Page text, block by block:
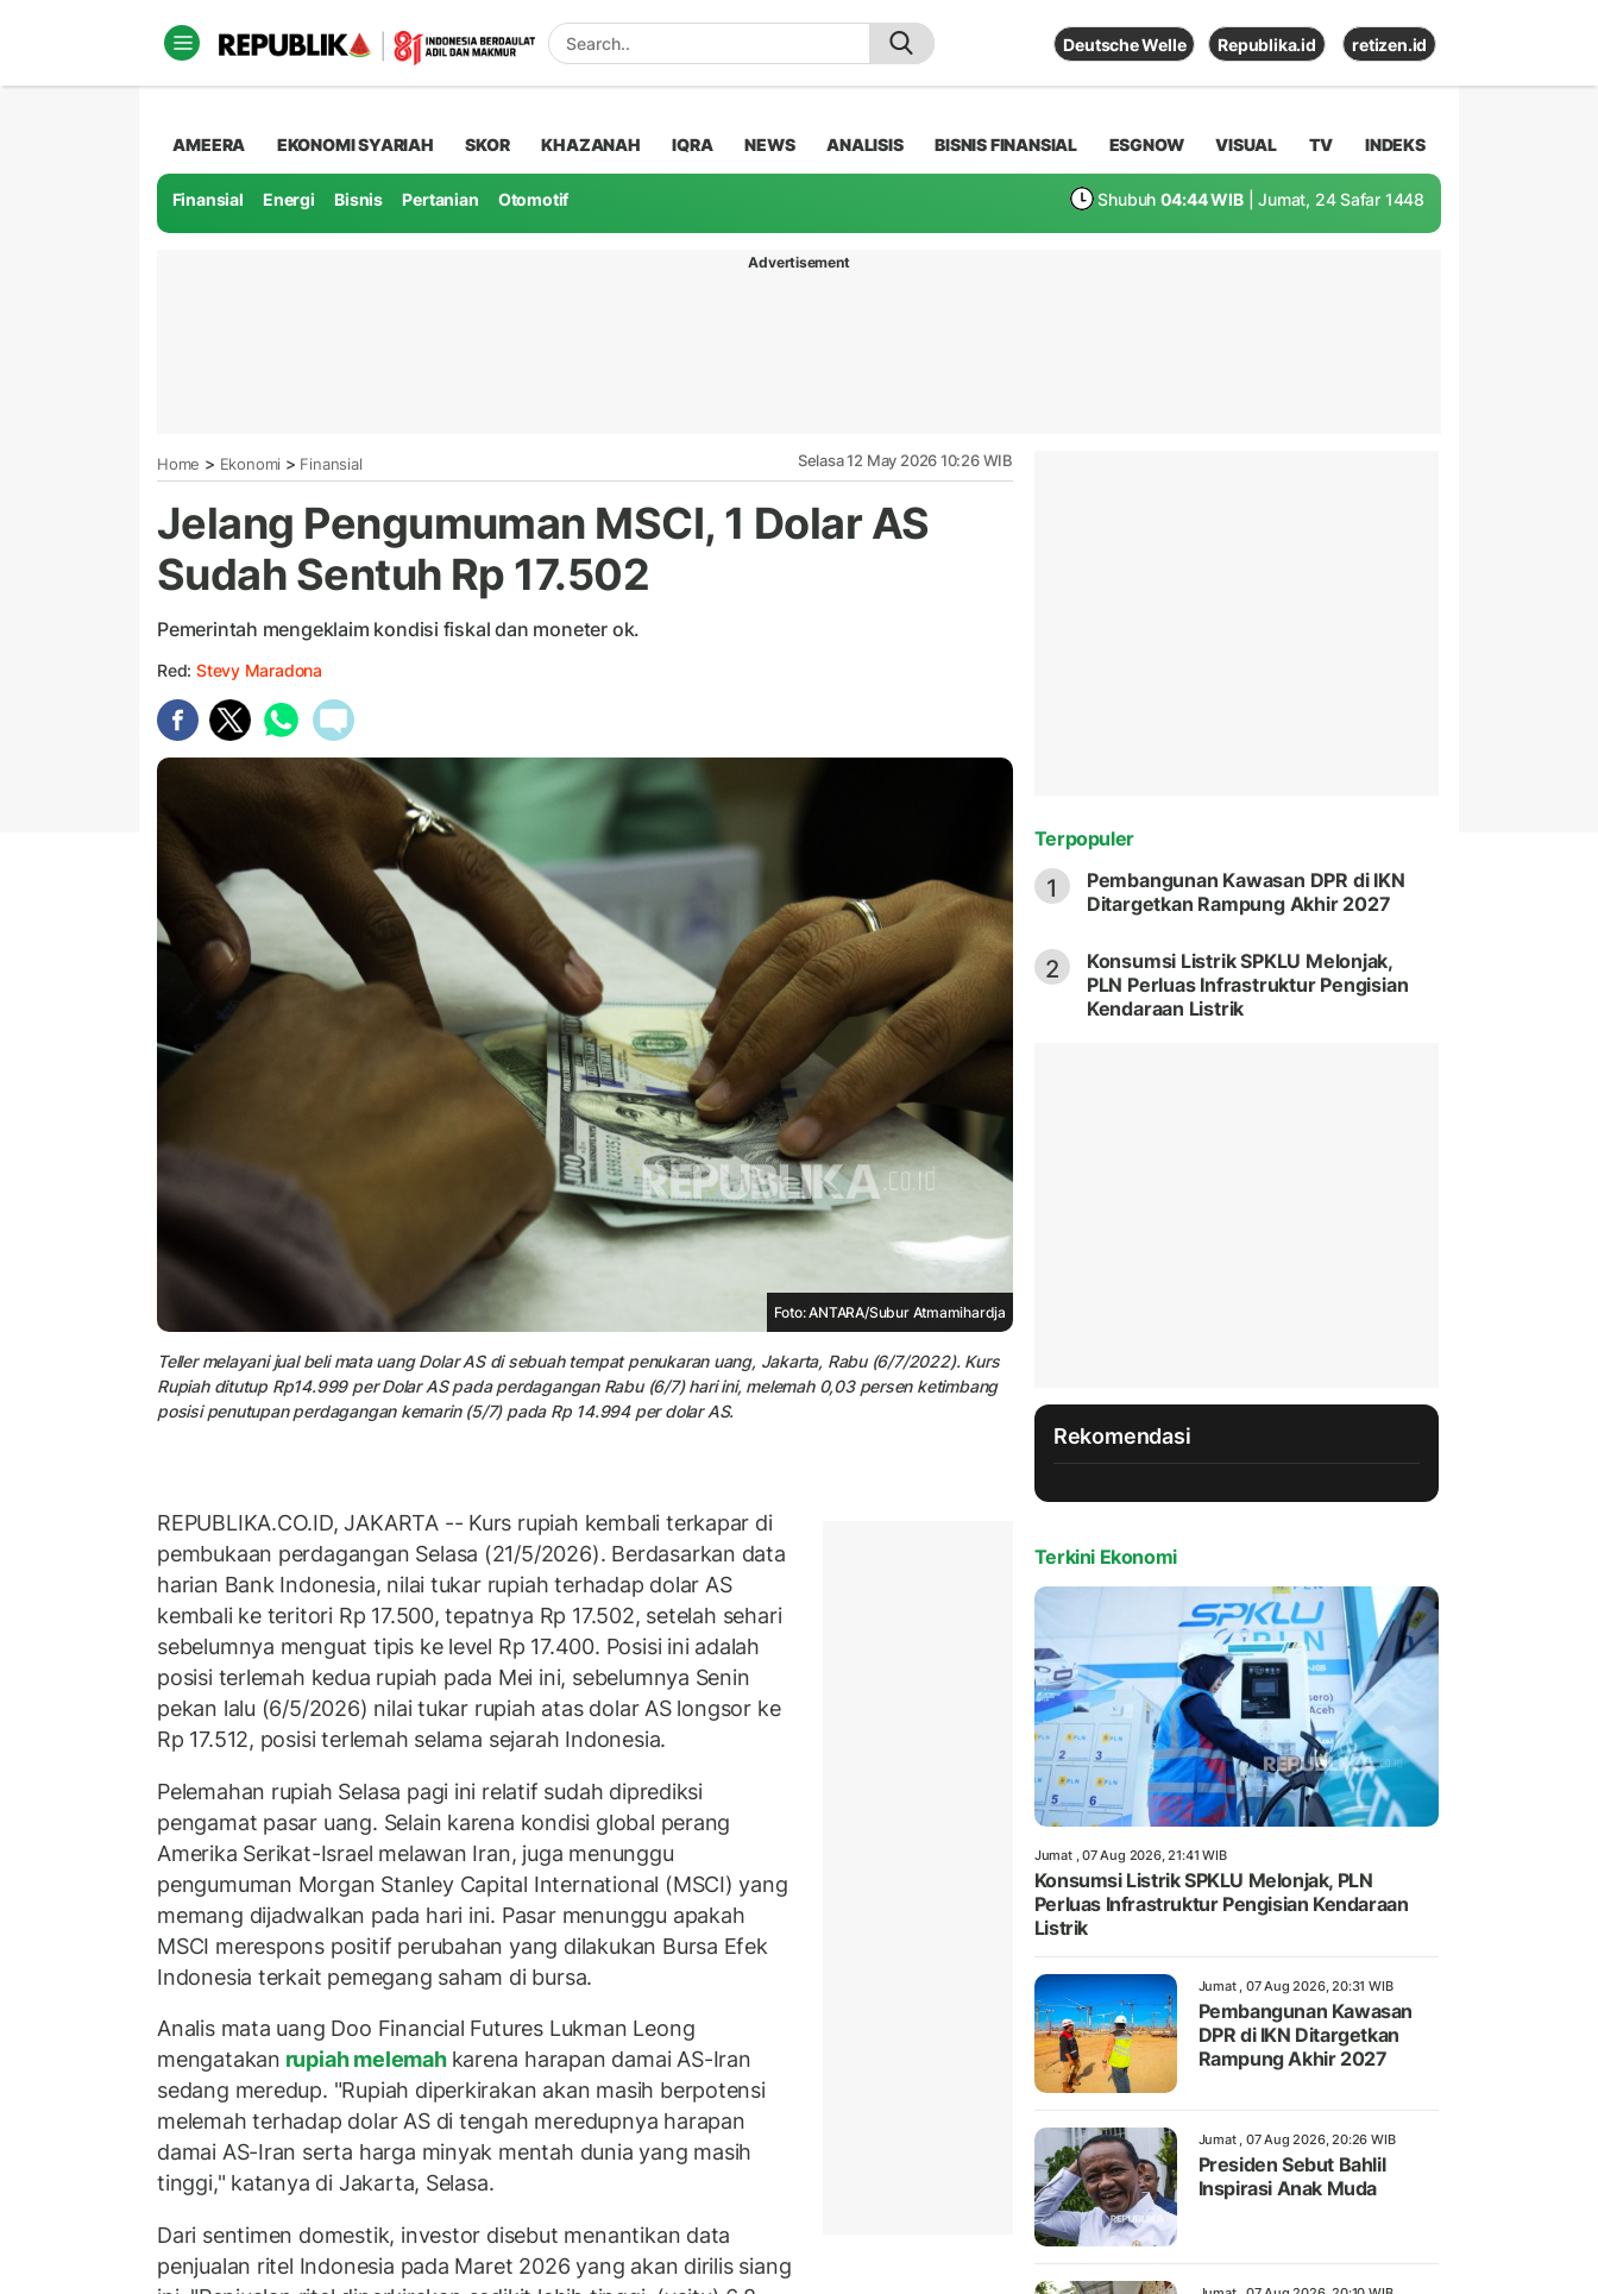
Deutsche Welle Republika.id retizen.id
AMEERA EKONOMI SYARIAH SKOR KHAZANAH IQRA NEWS ANALISIS BISNIS FINANSIAL ESGNOW VISUAL TV INDEKS
Finansial Energi Bisnis Pertanian Otomotif Shubuh 04:44 WIB | Jumat, 24 Safar 1448
Advertisement
Home > Ekonomi > Finansial Selasa 12 May 2026 10:26 WIB
Jelang Pengumuman MSCI, 1 Dolar AS
Sudah Sentuh Rp 17.502
Pemerintah mengeklaim kondisi fiskal dan moneter ok.
Red: Stevy Maradona
Foto: ANTARA/Subur Atmamihardja
Teller melayani jual beli mata uang Dolar AS di sebuah tempat penukaran uang, Jakarta, Rabu (6/7/2022). Kurs
Rupiah ditutup Rp14.999 per Dolar AS pada perdagangan Rabu (6/7) hari ini, melemah 0,03 persen ketimbang
posisi penutupan perdagangan kemarin (5/7) pada Rp 14.994 per dolar AS.
REPUBLIKA.CO.ID, JAKARTA -- Kurs rupiah kembali terkapar di
pembukaan perdagangan Selasa (21/5/2026). Berdasarkan data
harian Bank Indonesia, nilai tukar rupiah terhadap dolar AS
kembali ke teritori Rp 17.500, tepatnya Rp 17.502, setelah sehari
sebelumnya menguat tipis ke level Rp 17.400. Posisi ini adalah
posisi terlemah kedua rupiah pada Mei ini, sebelumnya Senin
pekan lalu (6/5/2026) nilai tukar rupiah atas dolar AS longsor ke
Rp 17.512, posisi terlemah selama sejarah Indonesia.
Pelemahan rupiah Selasa pagi ini relatif sudah diprediksi
pengamat pasar uang. Selain karena kondisi global perang
Amerika Serikat-Israel melawan Iran, juga menunggu
pengumuman Morgan Stanley Capital International (MSCI) yang
memang dijadwalkan pada hari ini. Pasar menunggu apakah
MSCI merespons positif perubahan yang dilakukan Bursa Efek
Indonesia terkait pemegang saham di bursa.
Analis mata uang Doo Financial Futures Lukman Leong
mengatakan rupiah melemah karena harapan damai AS-Iran
sedang meredup. "Rupiah diperkirakan akan masih berpotensi
melemah terhadap dolar AS di tengah meredupnya harapan
damai AS-Iran serta harga minyak mentah dunia yang masih
tinggi," katanya di Jakarta, Selasa.
Dari sentimen domestik, investor disebut menantikan data
penjualan ritel Indonesia pada Maret 2026 yang akan dirilis siang
Terpopuler
1
Pembangunan Kawasan DPR di IKN
Ditargetkan Rampung Akhir 2027
2
Konsumsi Listrik SPKLU Melonjak,
PLN Perluas Infrastruktur Pengisian
Kendaraan Listrik
Rekomendasi
Terkini Ekonomi
Jumat , 07 Aug 2026, 21:41 WIB
Konsumsi Listrik SPKLU Melonjak, PLN
Perluas Infrastruktur Pengisian Kendaraan
Listrik
Jumat , 07 Aug 2026, 20:31 WIB
Pembangunan Kawasan
DPR di IKN Ditargetkan
Rampung Akhir 2027
Jumat , 07 Aug 2026, 20:26 WIB
Presiden Sebut Bahlil
Inspirasi Anak Muda